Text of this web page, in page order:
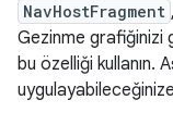
NavHostFragment ,
Gezinme grafiğinizi
bu özelliği kullanın.